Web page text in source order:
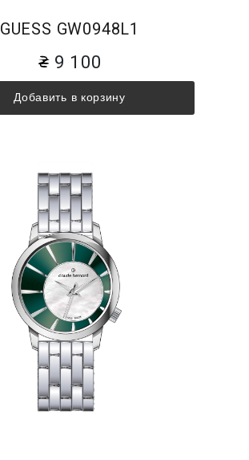
GUESS GW0948L1
9 100
Добавить в корзину